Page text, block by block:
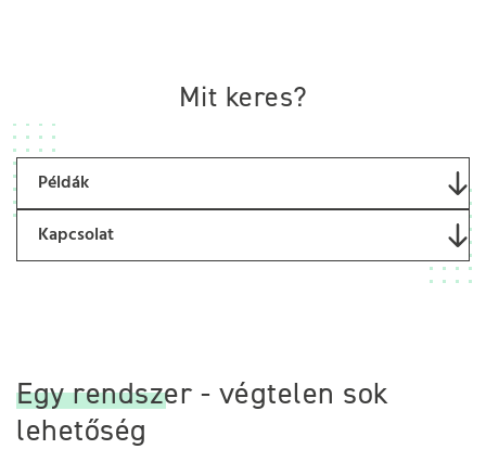
Mit keres?
Példák
Kapcsolat
Egy rendszer - végtelen sok
lehetőség